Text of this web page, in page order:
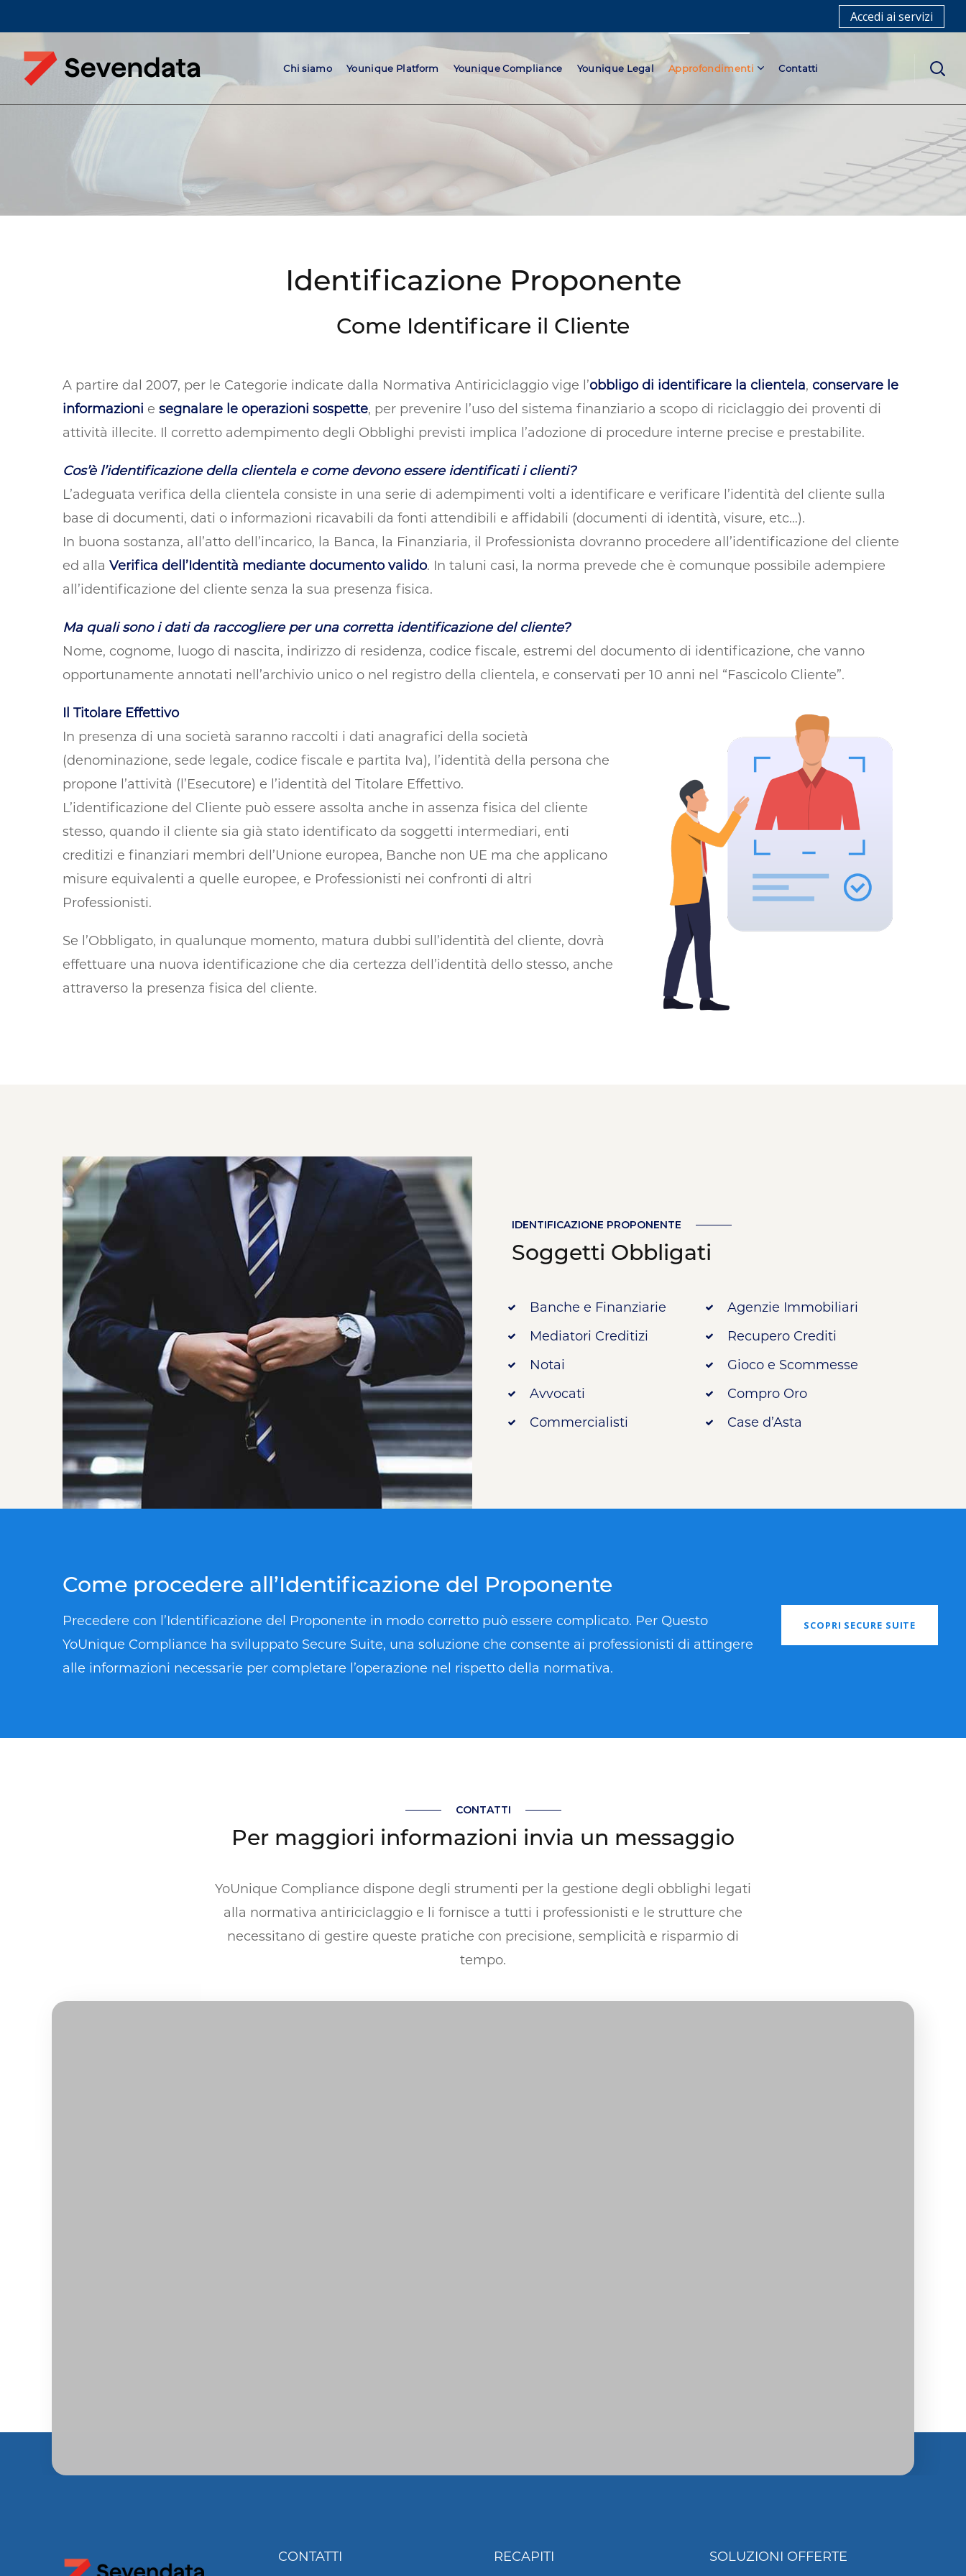
Accedi ai servizi
Chi siamo Younique Platform Younique Compliance Younique Legal Approfondimenti Contatti
Identificazione Proponente
Come Identificare il Cliente
A partire dal 2007, per le Categorie indicate dalla Normativa Antiriciclaggio vige l’obbligo di identificare la clientela, conservare le
informazioni e segnalare le operazioni sospette, per prevenire l’uso del sistema finanziario a scopo di riciclaggio dei proventi di
attività illecite. Il corretto adempimento degli Obblighi previsti implica l’adozione di procedure interne precise e prestabilite.
Cos’è l’identificazione della clientela e come devono essere identificati i clienti?
L’adeguata verifica della clientela consiste in una serie di adempimenti volti a identificare e verificare l’identità del cliente sulla
base di documenti, dati o informazioni ricavabili da fonti attendibili e affidabili (documenti di identità, visure, etc…).
In buona sostanza, all’atto dell’incarico, la Banca, la Finanziaria, il Professionista dovranno procedere all’identificazione del cliente
ed alla Verifica dell’Identità mediante documento valido. In taluni casi, la norma prevede che è comunque possibile adempiere
all’identificazione del cliente senza la sua presenza fisica.
Ma quali sono i dati da raccogliere per una corretta identificazione del cliente?
Nome, cognome, luogo di nascita, indirizzo di residenza, codice fiscale, estremi del documento di identificazione, che vanno
opportunamente annotati nell’archivio unico o nel registro della clientela, e conservati per 10 anni nel “Fascicolo Cliente”.
Il Titolare Effettivo
In presenza di una società saranno raccolti i dati anagrafici della società
(denominazione, sede legale, codice fiscale e partita Iva), l’identità della persona che
propone l’attività (l’Esecutore) e l’identità del Titolare Effettivo.
L’identificazione del Cliente può essere assolta anche in assenza fisica del cliente
stesso, quando il cliente sia già stato identificato da soggetti intermediari, enti
creditizi e finanziari membri dell’Unione europea, Banche non UE ma che applicano
misure equivalenti a quelle europee, e Professionisti nei confronti di altri
Professionisti.
Se l’Obbligato, in qualunque momento, matura dubbi sull’identità del cliente, dovrà
effettuare una nuova identificazione che dia certezza dell’identità dello stesso, anche
attraverso la presenza fisica del cliente.
IDENTIFICAZIONE PROPONENTE
Soggetti Obbligati
Banche e Finanziarie
Mediatori Creditizi
Notai
Avvocati
Commercialisti
Agenzie Immobiliari
Recupero Crediti
Gioco e Scommesse
Compro Oro
Case d’Asta
Come procedere all’Identificazione del Proponente
Precedere con l’Identificazione del Proponente in modo corretto può essere complicato. Per Questo
YoUnique Compliance ha sviluppato Secure Suite, una soluzione che consente ai professionisti di attingere
alle informazioni necessarie per completare l’operazione nel rispetto della normativa.
SCOPRI SECURE SUITE
CONTATTI
Per maggiori informazioni invia un messaggio
YoUnique Compliance dispone degli strumenti per la gestione degli obblighi legati
alla normativa antiriciclaggio e li fornisce a tutti i professionisti e le strutture che
necessitano di gestire queste pratiche con precisione, semplicità e risparmio di
tempo.
CONTATTI RECAPITI SOLUZIONI OFFERTE